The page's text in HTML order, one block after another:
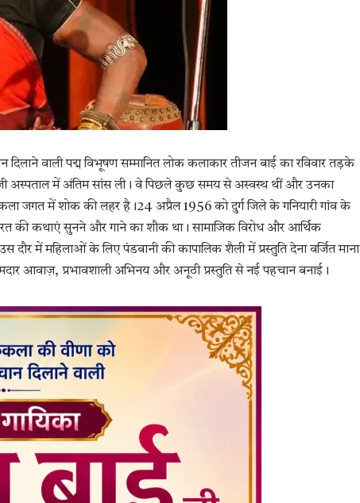
वाली पद्म विभूषण सम्मानित लोक कलाकार तीजन बाई का रविवार तड़के
अस्पताल में अंतिम सांस ली। वे पिछले कुछ समय से अस्वस्थ थीं और उनका
जगत में शोक की लहर है।24 अप्रैल 1956 को दुर्ग जिले के गनियारी गांव के
की कथाएं सुनने और गाने का शौक था। सामाजिक विरोध और आर्थिक
में महिलाओं के लिए पंडवानी की कापालिक शैली में प्रस्तुति देना वर्जित माना
आवाज़, प्रभावशाली अभिनय और अनूठी प्रस्तुति से नई पहचान बनाई।